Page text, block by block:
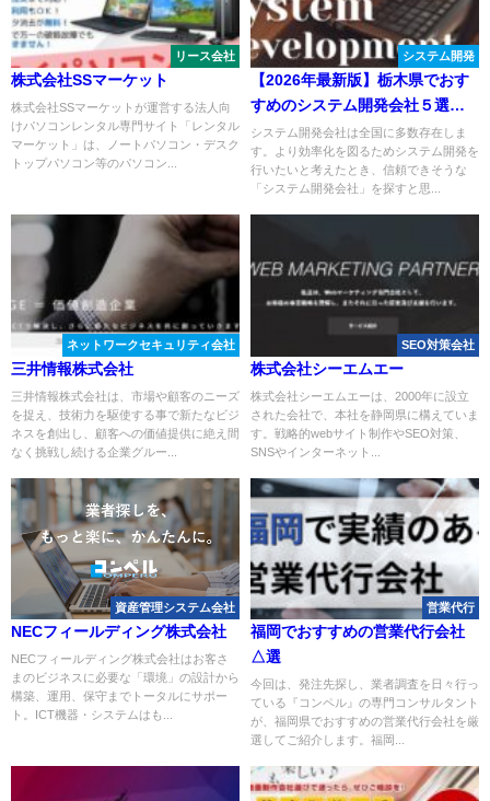
リース会社
株式会社SSマーケット
株式会社SSマーケットが運営する法人向
けパソコンレンタル専門サイト「レンタル
マーケット」は、ノートパソコン・デスク
トップパソコン等のパソコン...
システム開発
【2026年最新版】栃木県でおす
すめのシステム開発会社５選
（宇都宮市他）
システム開発会社は全国に多数存在しま
す。より効率化を図るためシステム開発を
行いたいと考えたとき、信頼できそうな
「システム開発会社」を探すと思...
ネットワークセキュリティ会社
三井情報株式会社
三井情報株式会社は、市場や顧客のニーズ
を捉え、技術力を駆使する事で新たなビジ
ネスを創出し、顧客への価値提供に絶え間
なく挑戦し続ける企業グルー...
SEO対策会社
株式会社シーエムエー
株式会社シーエムエーは、2000年に設立
された会社で、本社を静岡県に構えていま
す。戦略的webサイト制作やSEO対策、
SNSやインターネット...
資産管理システム会社
NECフィールディング株式会社
NECフィールディング株式会社はお客さ
まのビジネスに必要な「環境」の設計から
構築、運用、保守までトータルにサポー
ト。ICT機器・システムはも...
営業代行
福岡でおすすめの営業代行会社
△選
今回は、発注先探し、業者調査を日々行っ
ている『コンペル』の専門コンサルタント
が、福岡県でおすすめの営業代行会社を厳
選してご紹介します。福岡...